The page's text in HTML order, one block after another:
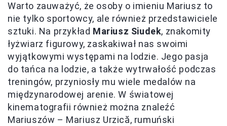
Warto zauważyć, że osoby o imieniu Mariusz to
nie tylko sportowcy, ale również przedstawiciele
sztuki. Na przykład Mariusz Siudek, znakomity
łyżwiarz figurowy, zaskakiwał nas swoimi
wyjątkowymi występami na lodzie. Jego pasja
do tańca na lodzie, a także wytrwałość podczas
treningów, przyniosły mu wiele medalów na
międzynarodowej arenie. W światowej
kinematografii również można znaleźć
Mariuszów – Mariusz Urzică, rumuński